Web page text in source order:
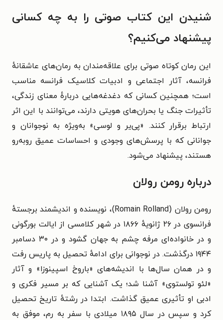
شنیدن این کتاب صوتی را به چه کسانی
پیشنهاد می‌کنیم؟
این رمان کوتاه صوتی برای علاقه‌مندان به رمان‌های عاشقانهٔ
فرانسه، آثار اجتماعی و ادبیات کلاسیک فرانسه مناسب
است؛ همچنین کسانی که دغدغه‌هایی دربارهٔ معنای زندگی،
تأثیرات جنگ یا بحران‌های هویتی دارند، می‌توانند با این اثر
ارتباط برقرار کنند. «پی‌یر و لوسی» به‌ویژه به نوجوانان و
جوانانی که با پرسش‌های وجودی و احساسات عمیق روبه‌رو
هستند، پیشنهاد می‌شود.
درباره رومن رولان
رومن رولان (Romain Rolland)، نویسنده و اندیشمند برجستهٔ
فرانسوی در ۲۶ ژانویهٔ ۱۸۶۶ در شهر کلامسی از ایالت بورگونی
و در خانواده‌ای مرفه چشم به جهان گشود و در ۳۰ دسامبر
۱۹۴۴ درگذشت. در نوجوانی برای ادامهٔ تحصیل به پاریس رفت
و در همان سال‌ها با اندیشه‌های «باروخ اسپینوزا» و آثار
«لئو تولستوی» آشنا شد؛ یک آشنایی که بر مسیر فکری و
ادبی او تأثیری عمیق گذاشت. ابتدا در رشتهٔ تاریخ تحصیل
کرد و سپس در سال ۱۸۹۵ میلادی با سفر به رم، موفق به